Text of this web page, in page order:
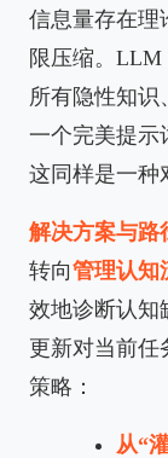
信息量存在理
限压缩。LLM
所有隐性知识
一个完美提示
这同样是一种
解决方案与路
转向管理认知
效地诊断认知
更新对当前任
策略：
从“